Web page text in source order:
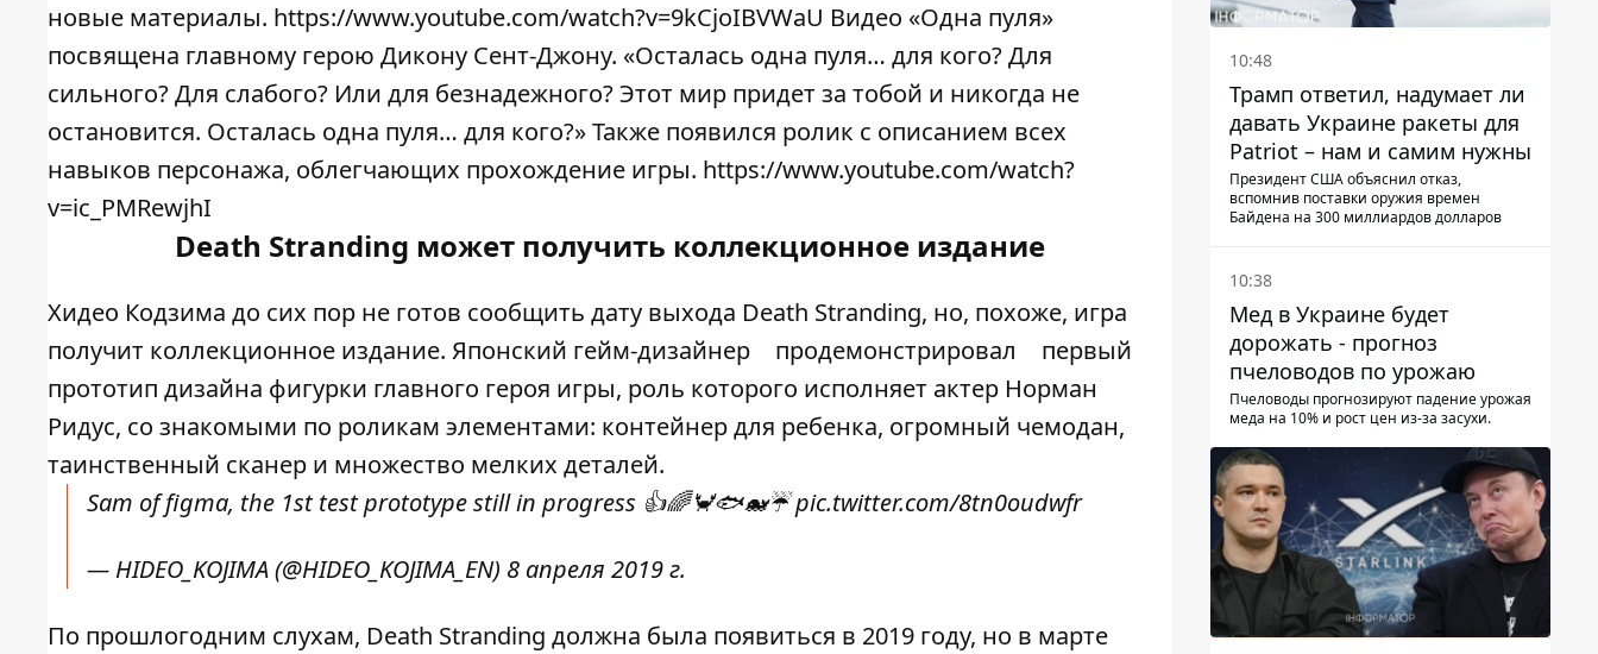
новые материалы. https://www.youtube.com/watch?v=9kCjoIBVWaU Видео «Одна пуля»
посвящена главному герою Дикону Сент-Джону. «Осталась одна пуля… для кого? Для
сильного? Для слабого? Или для безнадежного? Этот мир придет за тобой и никогда не
остановится. Осталась одна пуля… для кого?» Также появился ролик с описанием всех
навыков персонажа, облегчающих прохождение игры. https://www.youtube.com/watch?
v=ic_PMRewjhI
Death Stranding может получить коллекционное издание
Хидео Кодзима до сих пор не готов сообщить дату выхода Death Stranding, но, похоже, игра
получит коллекционное издание. Японский гейм-дизайнер
продемонстрировал
первый
прототип дизайна фигурки главного героя игры, роль которого исполняет актер Норман
Ридус, со знакомыми по роликам элементами: контейнер для ребенка, огромный чемодан,
таинственный сканер и множество мелких деталей.
Sam of figma, the 1st test prototype still in progress 👍🌈🦀🐟🐋☔️pic.twitter.com/8tn0oudwfr
— HIDEO_KOJIMA (@HIDEO_KOJIMA_EN) 8 апреля 2019 г.
По прошлогодним слухам, Death Stranding должна была появиться в 2019 году, но в марте
10:48
Трамп ответил, надумает ли
давать Украине ракеты для
Patriot – нам и самим нужны
Президент США объяснил отказ,
вспомнив поставки оружия времен
Байдена на 300 миллиардов долларов
10:38
Мед в Украине будет
дорожать - прогноз
пчеловодов по урожаю
Пчеловоды прогнозируют падение урожая
меда на 10% и рост цен из-за засухи.